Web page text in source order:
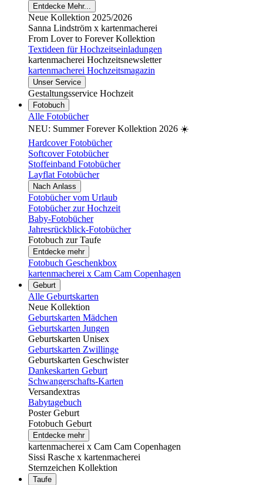
Entdecke Mehr...
Neue Kollektion 2025/2026
Sanna Lindström x kartenmacherei
From Lover to Forever Kollektion
Textideen für Hochzeitseinladungen
kartenmacherei Hochzeitsnewsletter
kartenmacherei Hochzeitsmagazin
Unser Service
Gestaltungsservice Hochzeit
Fotobuch
Alle Fotobücher
NEU: Summer Forever Kollektion 2026 ☀️
Hardcover Fotobücher
Softcover Fotobücher
Stoffeinband Fotobücher
Layflat Fotobücher
Nach Anlass
Fotobücher vom Urlaub
Fotobücher zur Hochzeit
Baby-Fotobücher
Jahresrückblick-Fotobücher
Fotobuch zur Taufe
Entdecke mehr
Fotobuch Geschenkbox
kartenmacherei x Cam Cam Copenhagen
Geburt
Alle Geburtskarten
Neue Kollektion
Geburtskarten Mädchen
Geburtskarten Jungen
Geburtskarten Unisex
Geburtskarten Zwillinge
Geburtskarten Geschwister
Dankeskarten Geburt
Schwangerschafts-Karten
Versandextras
Babytagebuch
Poster Geburt
Fotobuch Geburt
Entdecke mehr
kartenmacherei x Cam Cam Copenhagen
Sissi Rasche x kartenmacherei
Sternzeichen Kollektion
Taufe